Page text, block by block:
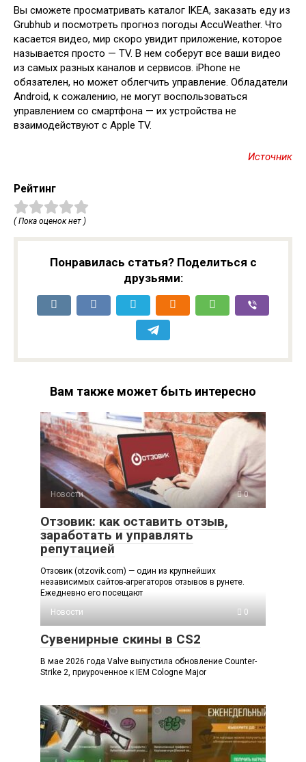
Вы сможете просматривать каталог IKEA, заказать еду из
Grubhub и посмотреть прогноз погоды AccuWeather. Что
касается видео, мир скоро увидит приложение, которое
называется просто — TV. В нем соберут все ваши видео
из самых разных каналов и сервисов. iPhone не
обязателен, но может облегчить управление. Обладатели
Android, к сожалению, не могут воспользоваться
управлением со смартфона — их устройства не
взаимодействуют с Apple TV.
Источник
Рейтинг
( Пока оценок нет )
Понравилась статья? Поделиться с
друзьями:
Вам также может быть интересно
Новости 0
Отзовик: как оставить отзыв,
заработать и управлять
репутацией
Отзовик (otzovik.com) — один из крупнейших
независимых сайтов-агрегаторов отзывов в рунете.
Ежедневно его посещают
Новости
0
Сувенирные скины в CS2
В мае 2026 года Valve выпустила обновление Counter-
Strike 2, приуроченное к IEM Cologne Major